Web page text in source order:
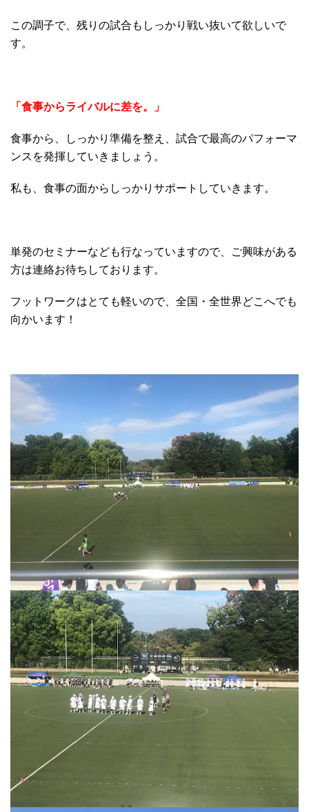
この調子で、残りの試合もしっかり戦い抜いて欲しいで
す。
「食事からライバルに差を。」
食事から、しっかり準備を整え、試合で最高のパフォーマ
ンスを発揮していきましょう。
私も、食事の面からしっかりサポートしていきます。
単発のセミナーなども行なっていますので、ご興味がある
方は連絡お待ちしております。
フットワークはとても軽いので、全国・全世界どこへでも
向かいます！